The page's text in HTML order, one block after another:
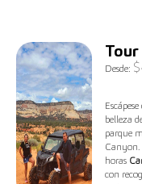
Desde: $
belleza
parque
Canyon.
horas
con